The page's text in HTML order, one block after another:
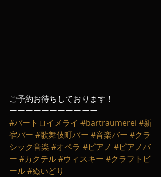
ご予約お待ちしております！
ーーーーーーーーーーー
#バートロイメライ #bartraumerei #新
宿バー #歌舞伎町バー #音楽バー #クラ
シック音楽 #オペラ #ピアノ #ピアノバ
ー #カクテル#ウィスキー #クラフトビ
ール#ぬいどり